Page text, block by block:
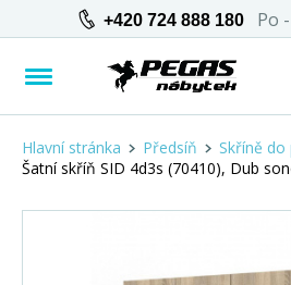
+420 724 888 180 Po
Hlavní stránka Předsíň
Skříně do
Šatní skříň SID 4d3s (70410), Dub